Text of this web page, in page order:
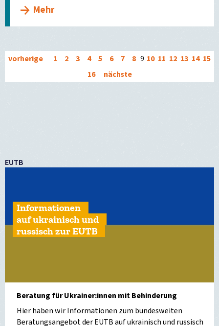
Mehr
vorherige 1 2 3 4 5 6 7 8 9 10 11 12 13 14 15
16
nächste
EUTB
Informationen
auf ukrainisch und
russisch zur EUTB
Beratung für Ukrainer:innen mit Behinderung
Hier haben wir Informationen zum bundesweiten
Beratungsangebot der EUTB auf ukrainisch und russisch